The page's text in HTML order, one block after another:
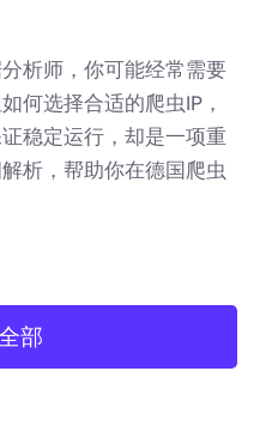
析师，你可能经常需要
何选择合适的爬虫IP，
稳定运行，却是一项重
析，帮助你在德国爬虫
部